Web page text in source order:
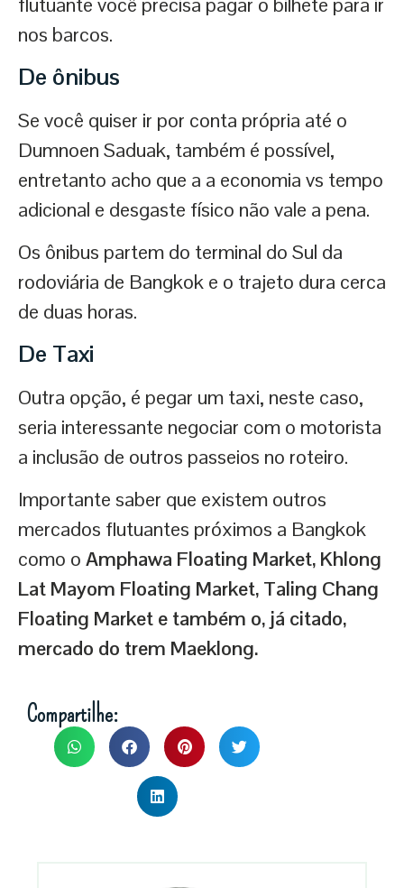
nos barcos.
De ônibus
Se você quiser ir por conta própria até o
Dumnoen Saduak, também é possível,
entretanto acho que a a economia vs tempo
adicional e desgaste físico não vale a pena.
Os ônibus partem do terminal do Sul da
rodoviária de Bangkok e o trajeto dura cerca
de duas horas.
De Taxi
Outra opção, é pegar um taxi, neste caso,
seria interessante negociar com o motorista
a inclusão de outros passeios no roteiro.
Importante saber que existem outros
mercados flutuantes próximos a Bangkok
como o Amphawa Floating Market, Khlong
Lat Mayom Floating Market, Taling Chang
Floating Market e também o, já citado,
mercado do trem Maeklong.
Compartilhe: